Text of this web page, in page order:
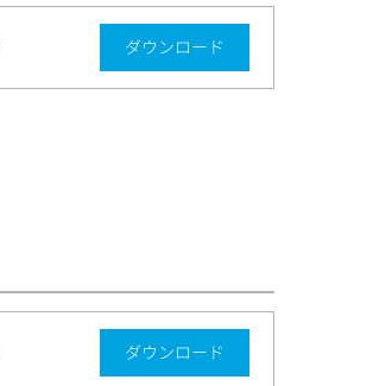
ダウンロード
ダウンロード